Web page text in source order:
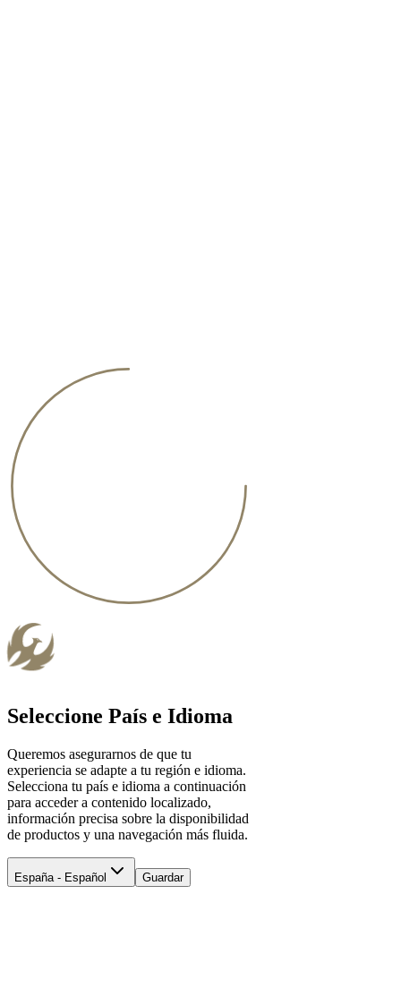
Seleccione País e Idioma
Queremos asegurarnos de que tu
experiencia se adapte a tu región e idioma.
Selecciona tu país e idioma a continuación
para acceder a contenido localizado,
información precisa sobre la disponibilidad
de productos y una navegación más fluida.
España - Español Guardar